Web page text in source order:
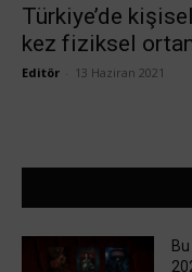
Türkiye’de
kez fiziksel
Editör 13 Haziran 2021